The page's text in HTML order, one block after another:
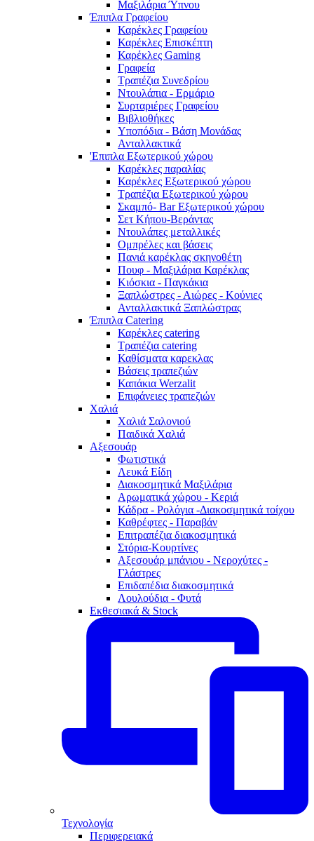
Μαξιλάρια Ύπνου
Έπιπλα Γραφείου
Καρέκλες Γραφείου
Καρέκλες Επισκέπτη
Καρέκλες Gaming
Γραφεία
Τραπέζια Συνεδρίου
Ντουλάπια - Ερμάριο
Συρταριέρες Γραφείου
Βιβλιοθήκες
Υποπόδια - Βάση Μονάδας
Ανταλλακτικά
'Επιπλα Εξωτερικού χώρου
Καρέκλες παραλίας
Καρέκλες Εξωτερικού χώρου
Τραπέζια Εξωτερικού χώρου
Σκαμπό- Bar Εξωτερικού χώρου
Σετ Κήπου-Βεράντας
Ντουλάπες μεταλλικές
Ομπρέλες και βάσεις
Πανιά καρέκλας σκηνοθέτη
Πουφ - Μαξιλάρια Καρέκλας
Κιόσκια - Παγκάκια
Ξαπλώστρες - Αιώρες - Κούνιες
Ανταλλακτικά Ξαπλώστρας
Έπιπλα Catering
Καρέκλες catering
Τραπέζια catering
Καθίσματα καρεκλας
Βάσεις τραπεζιών
Καπάκια Werzalit
Επιφάνειες τραπεζιών
Χαλιά
Χαλιά Σαλονιού
Παιδικά Χαλιά
Αξεσουάρ
Φωτιστικά
Λευκά Είδη
Διακοσμητικά Μαξιλάρια
Αρωματικά χώρου - Κεριά
Κάδρα - Ρολόγια -Διακοσμητικά τοίχου
Καθρέφτες - Παραβάν
Επιτραπέζια διακοσμητικά
Στόρια-Κουρτίνες
Αξεσουάρ μπάνιου - Νεροχύτες -
Γλάστρες
Επιδαπέδια διακοσμητικά
Λουλούδια - Φυτά
Εκθεσιακά & Stock
Τεχνολογία
Περιφερειακά